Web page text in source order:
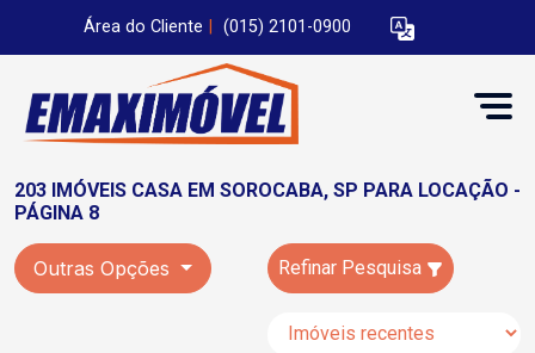
Área do Cliente (015) 2101-0900
203 IMÓVEIS CASA EM SOROCABA, SP PARA LOCAÇÃO -
PÁGINA 8
Outras Opções Refinar Pesquisa